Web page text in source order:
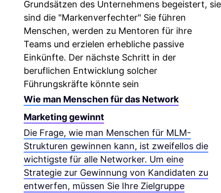
Grundsätzen des Unternehmens begeistert, sie
sind die "Markenverfechter" Sie führen
Menschen, werden zu Mentoren für ihre
Teams und erzielen erhebliche passive
Einkünfte. Der nächste Schritt in der
beruflichen Entwicklung solcher
Führungskräfte könnte sein
Wie man Menschen für das Network
Marketing gewinnt
Die Frage, wie man Menschen für MLM-
Strukturen gewinnen kann, ist zweifellos die
wichtigste für alle Networker. Um eine
Strategie zur Gewinnung von Kandidaten zu
entwerfen, müssen Sie Ihre Zielgruppe